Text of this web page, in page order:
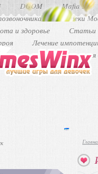
DOOM Mafia 3
Аптеки
и здоровье
Статьи
Лечение
Как